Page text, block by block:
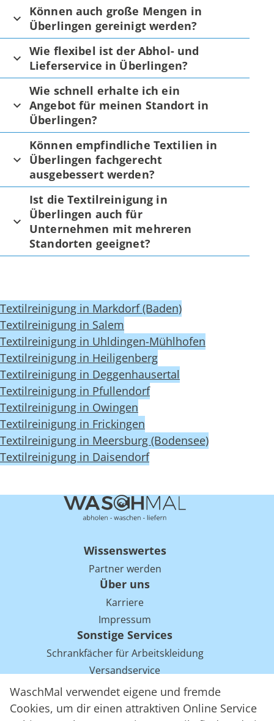
WaschMal verwendet eigene und fremde
Cookies, um dir einen attraktiven Online Service
Können auch große Mengen in
Überlingen gereinigt werden?
Wie flexibel ist der Abhol- und
Lieferservice in Überlingen?
Wie schnell erhalte ich ein
Angebot für meinen Standort in
Überlingen?
Können empfindliche Textilien in
Überlingen fachgerecht
ausgebessert werden?
Ist die Textilreinigung in
Überlingen auch für
Unternehmen mit mehreren
Standorten geeignet?
Textilreinigung in Markdorf (Baden)
Textilreinigung in Salem
Textilreinigung in Uhldingen-Mühlhofen
Textilreinigung in Heiligenberg
Textilreinigung in Deggenhausertal
Textilreinigung in Pfullendorf
Textilreinigung in Owingen
Textilreinigung in Frickingen
Textilreinigung in Meersburg (Bodensee)
Textilreinigung in Daisendorf
Wissenswertes
Partner werden
Über uns
Karriere
Impressum
Sonstige Services
Schrankfächer für Arbeitskleidung
Versandservice
Einsparpotentiale für Mietwäsche bei Arbeitskleidung
Arbeitskleidung Tracking mit RFID